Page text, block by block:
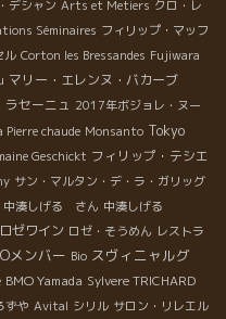
デシャン Arts et Metiers クロ・レ
Séminaires フィリップ・マッフ
ル Corton les Bressandes Fujiwara
マリー・エレンヌ・バカーブ
ラセーニュ 2017年ボジョレ・ヌー
Pierre chaude Monsanto Tokyo
Geschickt フィリップ・テシエ
サン・マルタン・デ・ラ・ガリッグ
中湊しげる さん 中湊しげる
ロゼワイン ロゼ・そうめん レストラ
メンバー Bio スヴィニャルグ
BMO Yamada Sylvere TRICHARD
ずや Avital シリル サロン・リレエル